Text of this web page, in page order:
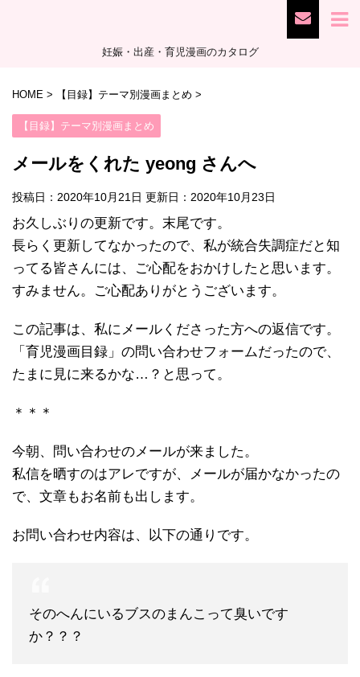
妊娠・出産・育児漫画のカタログ
HOME > 【目録】テーマ別漫画まとめ >
【目録】テーマ別漫画まとめ
メールをくれた yeong さんへ
投稿日：2020年10月21日 更新日： 2020年10月23日
お久しぶりの更新です。末尾です。
長らく更新してなかったので、私が統合失調症だと知
ってる皆さんには、ご心配をおかけしたと思います。
すみません。ご心配ありがとうございます。
この記事は、私にメールくださった方への返信です。
「育児漫画目録」の問い合わせフォームだったので、
たまに見に来るかな…？と思って。
＊＊＊
今朝、問い合わせのメールが来ました。
私信を晒すのはアレですが、メールが届かなかったの
で、文章もお名前も出します。
お問い合わせ内容は、以下の通りです。
そのへんにいるブスのまんこって臭いです
か？？？